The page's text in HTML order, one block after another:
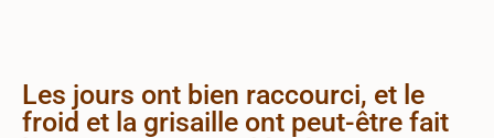
Les jours ont bien raccourci, et le
froid et la grisaille ont peut-être fait